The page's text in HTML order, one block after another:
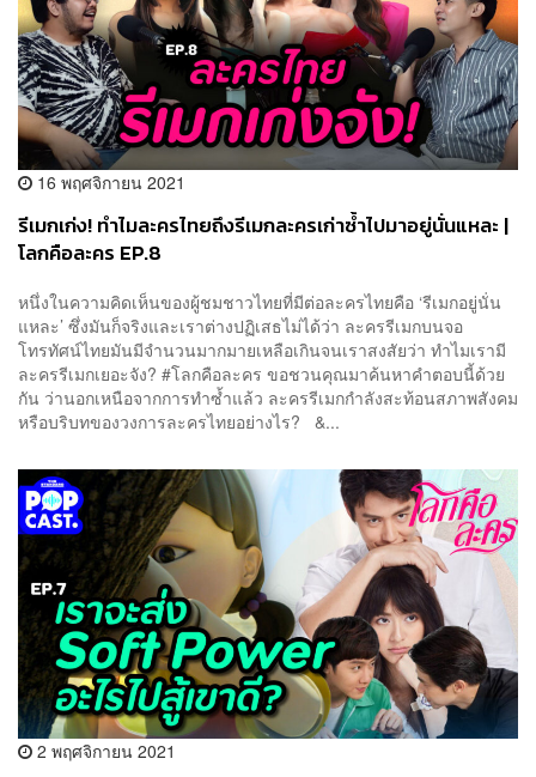
16 พฤศจิกายน 2021
รีเมกเก่ง! ทำไมละครไทยถึงรีเมกละครเก่าซ้ำไปมาอยู่นั่นแหละ |
โลกคือละคร EP.8
หนึ่งในความคิดเห็นของผู้ชมชาวไทยที่มีต่อละครไทยคือ ‘รีเมกอยู่นั่น
แหละ’ ซึ่งมันก็จริงและเราต่างปฏิเสธไม่ได้ว่า ละครรีเมกบนจอ
โทรทัศน์ไทยมันมีจำนวนมากมายเหลือเกินจนเราสงสัยว่า ทำไมเรามี
ละครรีเมกเยอะจัง? #โลกคือละคร ขอชวนคุณมาค้นหาคำตอบนี้ด้วย
กัน ว่านอกเหนือจากการทำซ้ำแล้ว ละครรีเมกกำลังสะท้อนสภาพสังคม
หรือบริบทของวงการละครไทยอย่างไร? &...
2 พฤศจิกายน 2021